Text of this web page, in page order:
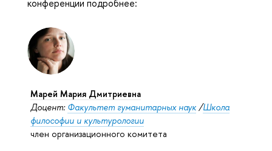
конференции подробнее:
Марей Мария Дмитриевна
Доцент: Факультет гуманитарных наук /Школа
философии и культурологии
член организационного комитета